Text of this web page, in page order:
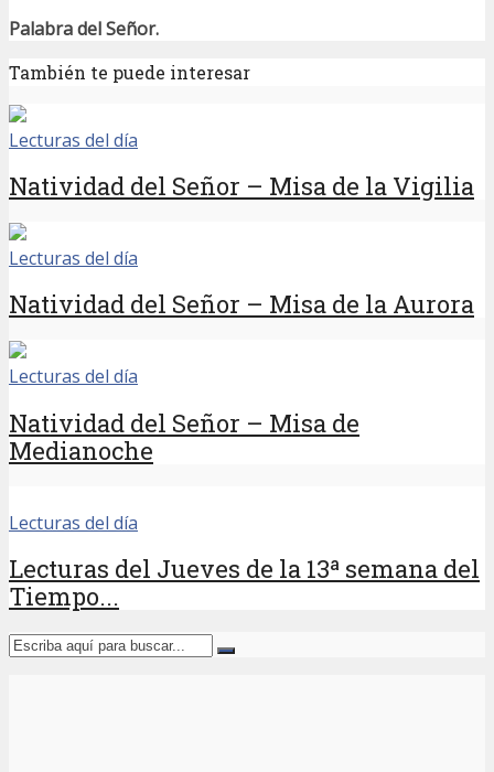
Palabra del Señor.
También te puede interesar
Lecturas del día
Natividad del Señor – Misa de la Vigilia
Lecturas del día
Natividad del Señor – Misa de la Aurora
Lecturas del día
Natividad del Señor – Misa de
Medianoche
Lecturas del día
Lecturas del Jueves de la 13ª semana del
Tiempo...